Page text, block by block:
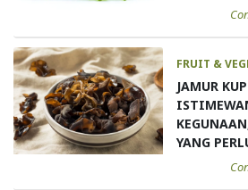
FRUIT &
JAMUR
YANG